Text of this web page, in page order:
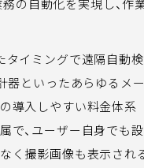
の自動化を実現し、作
タイミングで遠隔自動
計器といったあらゆるメ
導入しやすい料金体系
で、ユーザー自身でも
く撮影画像も表示され